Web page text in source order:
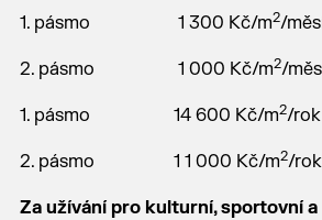
1. pásmo 1 300 Kč/m2/
2. pásmo 1 000 Kč/m2/
1. pásmo 14 600 Kč/m2/rok
2. pásmo 1 1 000 Kč/m2/rok
Za užívání pro kulturní, sportovní a